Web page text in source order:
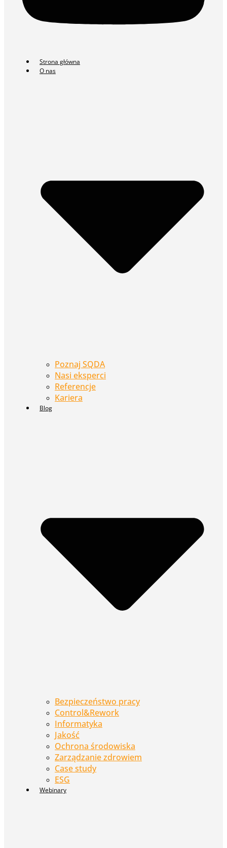
Strona główna
O nas
Poznaj SQDA
Nasi eksperci
Referencje
Kariera
Blog
Bezpieczeństwo pracy
Control&Rework
Informatyka
Jakość
Ochrona środowiska
Zarządzanie zdrowiem
Case study
ESG
Webinary